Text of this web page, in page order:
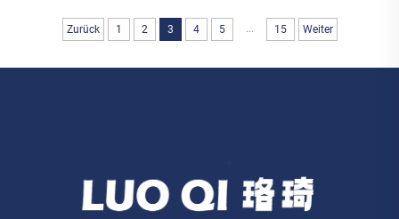
Zurück 1 2 3 4 5 ... 15 Weiter